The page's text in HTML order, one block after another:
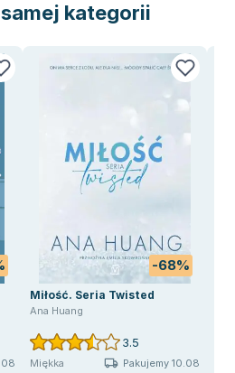
kategorii
-68%
Miłość. Seria Twisted
Ana Huang
3.5
Miękka Pakujemy 10.08